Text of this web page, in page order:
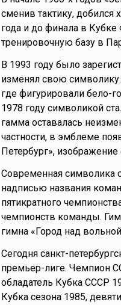
сменив тактику, добился
года и до финала в
тренировочную базу в
В 1993 году было
изменял свою символику.
где фигурировали бело-
1978 году символикой
гамма оставалась
частности, в эмблеме
Петербург»,
Современная символика
надписью названия
пятикратного
чемпионств команды.
гимна «Город над
Сегодня санкт-
премьер-лиге. Чемпион
обладатель Кубка СССР
Кубка сезона 1985,